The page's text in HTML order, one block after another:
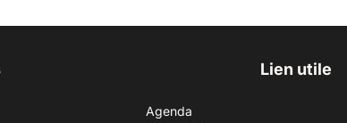
Lien utile
Agenda